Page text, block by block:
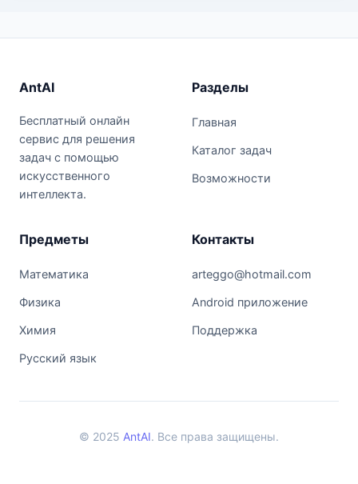
AntAI
Бесплатный онлайн
сервис для решения
задач с помощью
искусственного
интеллекта.
Разделы
Главная
Каталог задач
Возможности
Предметы
Математика
Физика
Химия
Русский язык
Контакты
arteggo@hotmail.com
Android приложение
Поддержка
© 2025 AntAI. Все права защищены.